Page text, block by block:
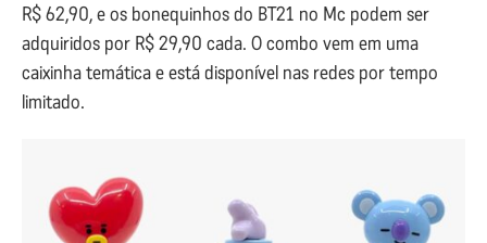
R$ 62,90, e os bonequinhos do BT21 no Mc podem ser
adquiridos por R$ 29,90 cada. O combo vem em uma
caixinha temática e está disponível nas redes por tempo
limitado.